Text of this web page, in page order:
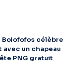
Bolofofos célèbre
avec un chapeau
PNG gratuit